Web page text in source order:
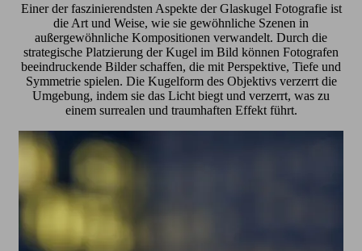
Einer der faszinierendsten Aspekte der Glaskugel Fotografie ist
die Art und Weise, wie sie gewöhnliche Szenen in
außergewöhnliche Kompositionen verwandelt. Durch die
strategische Platzierung der Kugel im Bild können Fotografen
beeindruckende Bilder schaffen, die mit Perspektive, Tiefe und
Symmetrie spielen. Die Kugelform des Objektivs verzerrt die
Umgebung, indem sie das Licht biegt und verzerrt, was zu
einem surrealen und traumhaften Effekt führt.